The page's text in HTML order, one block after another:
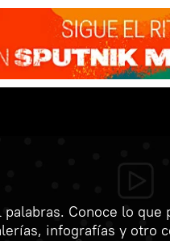
Conoce lo que
infografías y otro